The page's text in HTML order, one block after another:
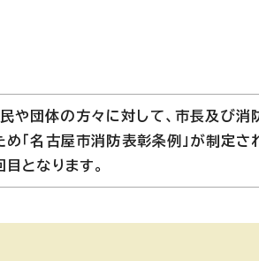
団体の方々に対して、市長及び消
「名古屋市消防表彰条例」が制定
となります。